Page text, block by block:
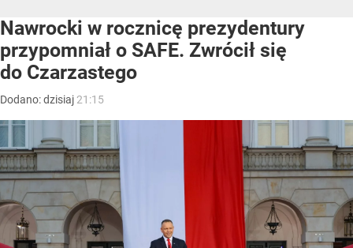
Nawrocki w rocznicę prezydentury
przypomniał o SAFE. Zwrócił się
do Czarzastego
Dodano:dzisiaj 21:15